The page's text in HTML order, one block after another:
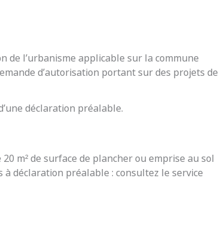
de l’urbanisme applicable sur la commune
d’autorisation portant sur des projets de
déclaration préalable.
m² de surface de plancher ou emprise au sol
déclaration préalable : consultez le service